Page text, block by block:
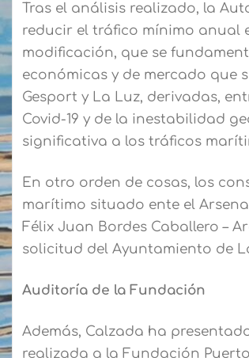
Tras el análisis realizado, la
reducir el tráfico mínimo anual
modificación, que se
económicas y de mercado que
Gesport y La Luz, derivadas,
Covid-19 y de la inestabilidad
significativa a los tráficos
En otro orden de cosas, los
marítimo situado ente el
Félix Juan Bordes Caballero –
solicitud del Ayuntamiento de
Auditoría de la Fundación
Además, Calzada ha
realizada a la Fundación